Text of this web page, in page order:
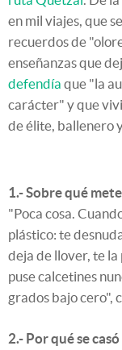
en mil viajes, que
recuerdos de
enseñanzas que
defendía que "la
carácter" y que
de élite, ballenero
1.- Sobre qué
"Poca cosa.
plástico: te
deja de llover, te la
puse calcetines
grados bajo cero",
2.- Por qué se